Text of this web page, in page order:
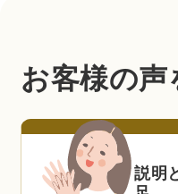
お客様の
説明